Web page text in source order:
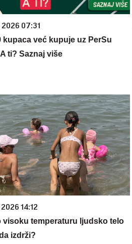
2026 07:31
kupaca već kupuje uz PerSu
ti? Saznaj više
14:12
visoku temperaturu ljudsko telo
izdrži?